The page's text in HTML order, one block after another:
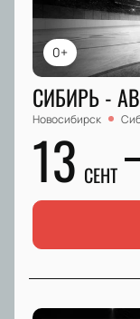
0+
СИБИРЬ -
Новосибирск
13 СЕНТ